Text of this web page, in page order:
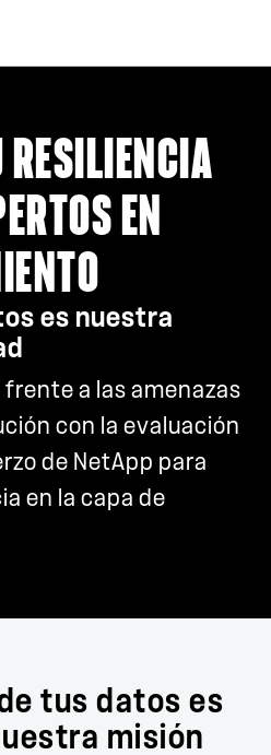
EN
es nuestra
a las amenazas
con la evaluación
de NetApp para
en la capa de
tus datos es
misión